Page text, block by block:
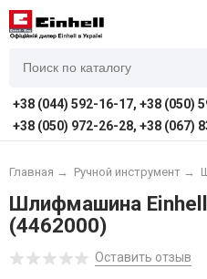
+38 (044) 592-16-17, +38 (050)
+38 (050) 972-26-28, +38 (067)
Главная → Ручной инструмент →
Шлифмашина Einhell
(4462000)
Оставить отзыв